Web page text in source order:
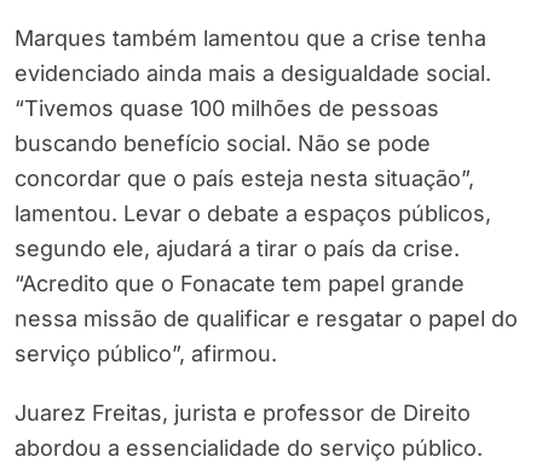
Marques também lamentou que a crise tenha
evidenciado ainda mais a desigualdade social.
“Tivemos quase 100 milhões de pessoas
buscando benefício social. Não se pode
concordar que o país esteja nesta situação”,
lamentou. Levar o debate a espaços públicos,
segundo ele, ajudará a tirar o país da crise.
“Acredito que o Fonacate tem papel grande
nessa missão de qualificar e resgatar o papel do
serviço público”, afirmou.
Juarez Freitas, jurista e professor de Direito
abordou a essencialidade do serviço público.